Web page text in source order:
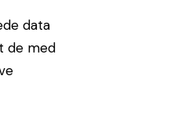
data
de med